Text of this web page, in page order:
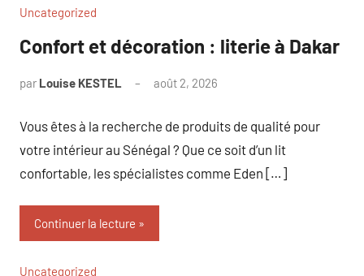
Uncategorized
Confort et décoration : literie à Dakar
par Louise KESTEL août 2, 2026
Vous êtes à la recherche de produits de qualité pour
votre intérieur au Sénégal ? Que ce soit d’un lit
confortable, les spécialistes comme Eden […]
Continuer la lecture
Uncategorized